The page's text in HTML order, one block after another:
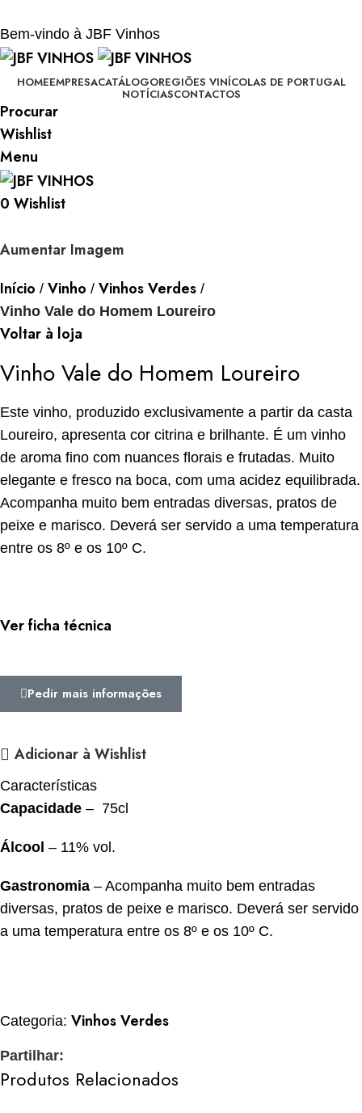
Bem-vindo à JBF Vinhos
HOMEEMPRESACATÁLOGOREGIÕES VINÍCOLAS DE PORTUGAL
NOTÍCIASCONTACTOS
Procurar
Wishlist
Menu
0 Wishlist
Aumentar Imagem
Início
Vinho Vinhos Verdes
Vinho Vale do Homem Loureiro
Voltar à loja
Vinho Vale do Homem Loureiro
Este vinho, produzido exclusivamente a partir da casta
Loureiro, apresenta cor citrina e brilhante. É um vinho
de aroma fino com nuances florais e frutadas. Muito
elegante e fresco na boca, com uma acidez equilibrada.
Acompanha muito bem entradas diversas, pratos de
peixe e marisco. Deverá ser servido a uma temperatura
entre os 8º e os 10º C.
Ver ficha técnica
Pedir mais informações
Adicionar à Wishlist
Características
Capacidade – 75cl
Álcool – 11% vol.
Gastronomia – Acompanha muito bem entradas
diversas, pratos de peixe e marisco. Deverá ser servido
a uma temperatura entre os 8º e os 10º C.
Categoria: Vinhos Verdes
Partilhar:
Produtos Relacionados